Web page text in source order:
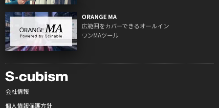
ORANGE MA
広範囲をカバーできるオールイン
ワンMAツール
会社情報
個人情報保護方針